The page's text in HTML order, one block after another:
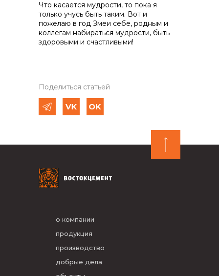
Что касается мудрости, то пока я
только учусь быть таким. Вот и
пожелаю в год Змеи себе, родным и
коллегам набираться мудрости, быть
здоровыми и счастливыми!
Поделиться статьей
о компании
продукция
производство
добрые дела